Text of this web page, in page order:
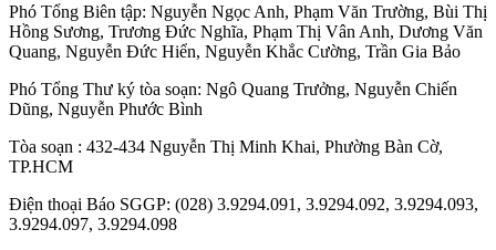
Phó Tổng Biên tập: Nguyễn Ngọc Anh, Phạm Văn Trường, Bùi Thị
Hồng Sương, Trương Đức Nghĩa, Phạm Thị Vân Anh, Dương Văn
Quang, Nguyễn Đức Hiển, Nguyễn Khắc Cường, Trần Gia Bảo
Phó Tổng Thư ký tòa soạn: Ngô Quang Trưởng, Nguyễn Chiến
Dũng, Nguyễn Phước Bình
Tòa soạn : 432-434 Nguyễn Thị Minh Khai, Phường Bàn Cờ,
TP.HCM
Điện thoại Báo SGGP: (028) 3.9294.091, 3.9294.092, 3.9294.093,
3.9294.097, 3.9294.098